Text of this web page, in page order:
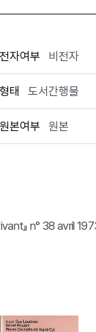
전자여부 비전자
형태 도서간행물
원본여부 원본
』 n° 38 avril